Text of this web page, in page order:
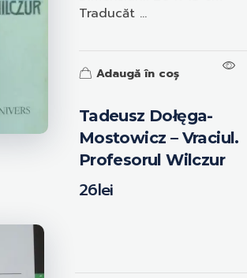
Tadeusz Dołęga-
Mostowicz – Vraciul.
Profesorul Wilczur
26lei
Traducăt ...
Adaugă în coș